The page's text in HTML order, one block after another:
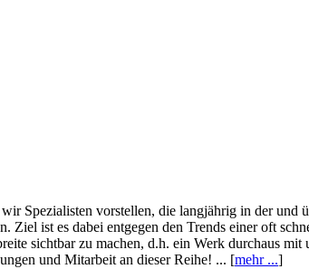
Spezialisten vorstellen, die langjährig in der
ist es dabei entgegen den Trends einer oft
sichtbar zu machen, d.h. ein Werk durchaus
und Mitarbeit an dieser Reihe! ... [mehr ...]